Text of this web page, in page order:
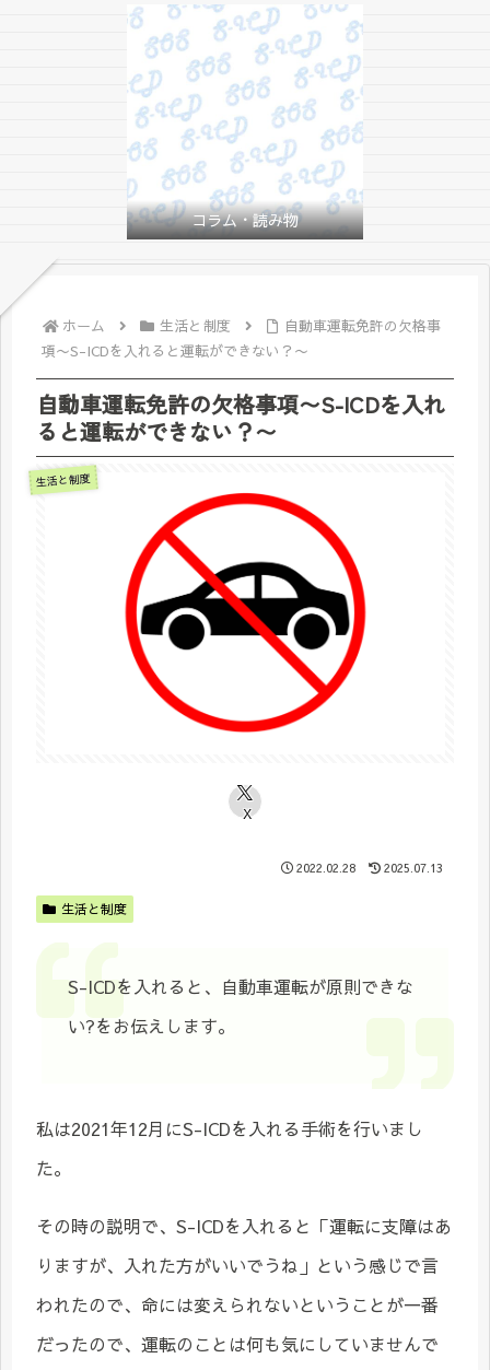
コラム・読み物
ホーム 生活と制度
自動車運転免許の欠格事
項〜S-ICDを入れると運転ができない？〜
自動車運転免許の欠格事項〜S-ICDを入れ
ると運転ができない？〜
生活と制度
X
2022.02.28 2025.07.13
生活と制度
S-ICDを入れると、自動車運転が原則できな
い?をお伝えします。
私は2021年12月にS-ICDを入れる手術を行いまし
た。
その時の説明で、S-ICDを入れると「運転に支障はあ
りますが、入れた方がいいでうね」という感じで言
われたので、命には変えられないということが一番
だったので、運転のことは何も気にしていませんで